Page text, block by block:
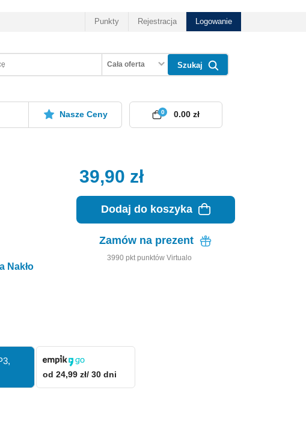
Punkty Rejestracja Logowanie
Cała oferta Szukaj
Nasze Ceny 0
0.00 zł
Nakło
od 24,99 zł/ 30 dni
39,90 zł
Dodaj do koszyka
Zamów na prezent
3990pkt punktów Virtualo